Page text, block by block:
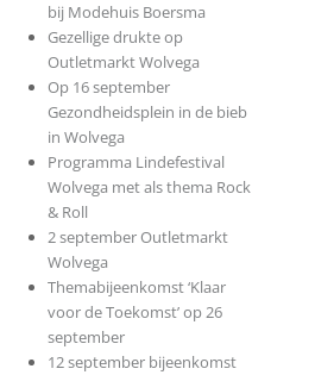
bij Modehuis Boersma
Gezellige drukte op
Outletmarkt Wolvega
Op 16 september
Gezondheidsplein in de bieb
in Wolvega
Programma Lindefestival
Wolvega met als thema Rock
& Roll
2 september Outletmarkt
Wolvega
Themabijeenkomst ‘Klaar
voor de Toekomst’ op 26
september
12 september bijeenkomst